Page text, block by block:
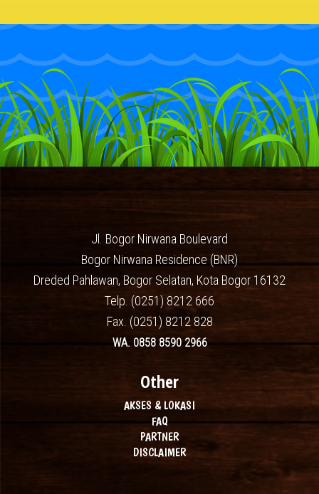
Jl. Bogor Nirwana Boulevard
Bogor Nirwana Residence (BNR)
Dreded Pahlawan, Bogor Selatan, Kota Bogor 16132
Telp. (0251) 8212 666
Fax. (0251) 8212 828
WA. 0858 8590 2966
Other
AKSES & LOKASI
FAQ
PARTNER
DISCLAIMER